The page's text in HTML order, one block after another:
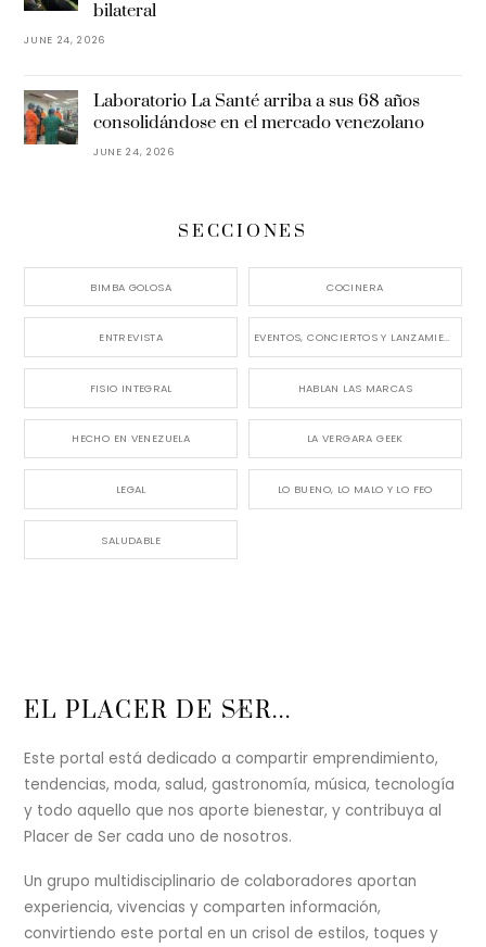
bilateral
JUNE 24, 2026
Laboratorio La Santé arriba a sus 68 años
consolidándose en el mercado venezolano
JUNE 24, 2026
SECCIONES
BIMBA GOLOSA COCINERA
ENTREVISTA EVENTOS, CONCIERTOS Y LANZAMIENTOS
FISIO INTEGRAL HABLAN LAS MARCAS
HECHO EN VENEZUELA LA VERGARA GEEK
LEGAL LO BUENO, LO MALO Y LO FEO
SALUDABLE
Back
Top
EL PLACER DE SER...
Este portal está dedicado a compartir emprendimiento,
tendencias, moda, salud, gastronomía, música, tecnología
y todo aquello que nos aporte bienestar, y contribuya al
Placer de Ser cada uno de nosotros.
Un grupo multidisciplinario de colaboradores aportan
experiencia, vivencias y comparten información,
convirtiendo este portal en un crisol de estilos, toques y